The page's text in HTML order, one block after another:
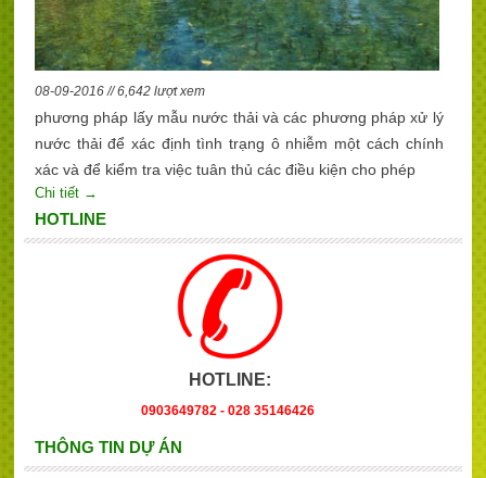
08-09-2016 // 6,642 lượt xem
phương pháp lấy mẫu nước thải và các phương pháp xử lý
nước thải để xác định tình trạng ô nhiễm một cách chính
xác và để kiểm tra việc tuân thủ các điều kiện cho phép
Chi tiết →
HOTLINE
HOTLINE:
0903649782 - 028 35146426
THÔNG TIN DỰ ÁN